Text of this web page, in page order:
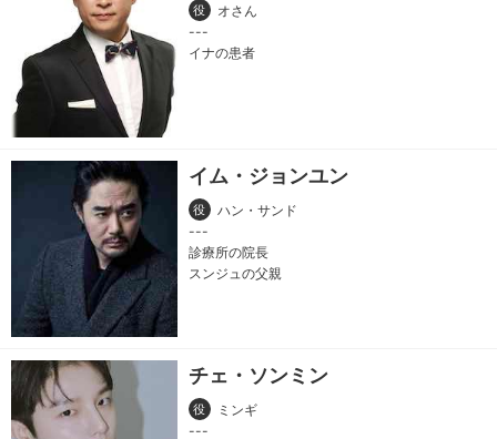
役 オさん
イナの患者
イム・ジョンユン
役 ハン・サンド
診療所の院長
スンジュの父親
チェ・ソンミン
役 ミンギ